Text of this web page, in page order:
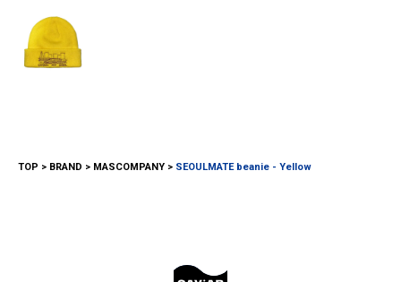
TOP BRAND MASCOMPANY SEOULMATE beanie - Yellow